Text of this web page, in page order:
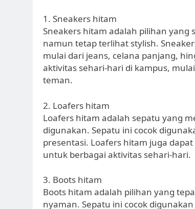
1. Sneakers hitam
Sneakers hitam adalah pilihan
namun tetap terlihat stylish.
mulai dari jeans, celana panjang,
aktivitas sehari-hari di kampus,
teman.
2. Loafers hitam
Loafers hitam adalah sepatu yang
digunakan. Sepatu ini cocok
presentasi. Loafers hitam juga
untuk berbagai aktivitas sehari-hari.
3. Boots hitam
Boots hitam adalah pilihan yang
nyaman. Sepatu ini cocok